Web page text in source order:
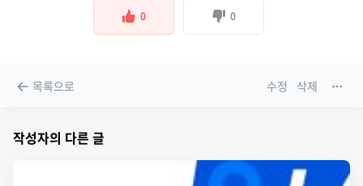
0 0
목록으로 수정 삭제
작성자의 다른 글